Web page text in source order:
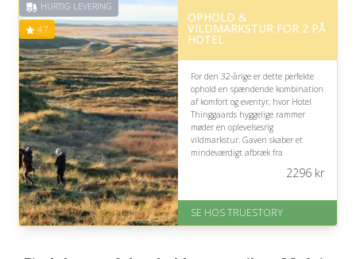
HURTIG LEVERING
4.7
OPHOLD &
VILDMARKSTUR FOR 2 PÅ
HOTEL
For den 32-årige er dette perfekte
ophold en spændende kombination
af komfort og eventyr, hvor Hotel
Thinggaards hyggelige rammer
møder en oplevelsesrig
vildmarkstur. Gaven skaber et
mindeværdigt afbræk fra
mulighed for at prøve noget nyt.
På lager
Levering: 1-2 dages levering.
Fremragende Trustpilot rating
2296kr
SE HOS TRUESTORY